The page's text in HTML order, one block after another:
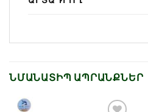
ՆՄԱՆԱՏԻՊ ԱՊՐԱՆՔՆԵՐ